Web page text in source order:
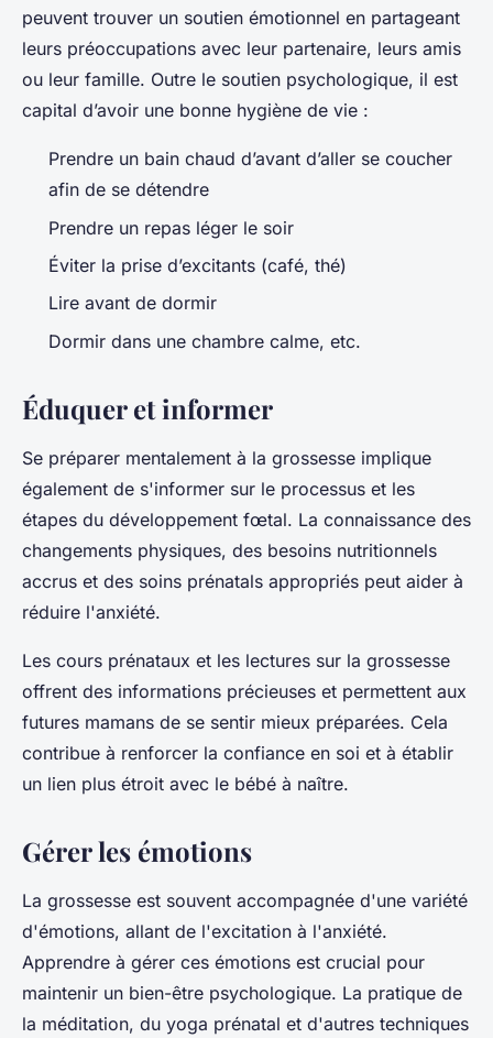
peuvent trouver un soutien émotionnel en partageant
leurs préoccupations avec leur partenaire, leurs amis
ou leur famille. Outre le soutien psychologique, il est
capital d’avoir une bonne hygiène de vie :
Prendre un bain chaud d’avant d’aller se coucher
afin de se détendre
Prendre un repas léger le soir
Éviter la prise d’excitants (café, thé)
Lire avant de dormir
Dormir dans une chambre calme, etc.
Éduquer et informer
Se préparer mentalement à la grossesse implique
également de s'informer sur le processus et les
étapes du développement fœtal. La connaissance des
changements physiques, des besoins nutritionnels
accrus et des soins prénatals appropriés peut aider à
réduire l'anxiété.
Les cours prénataux et les lectures sur la grossesse
offrent des informations précieuses et permettent aux
futures mamans de se sentir mieux préparées. Cela
contribue à renforcer la confiance en soi et à établir
un lien plus étroit avec le bébé à naître.
Gérer les émotions
La grossesse est souvent accompagnée d'une variété
d'émotions, allant de l'excitation à l'anxiété.
Apprendre à gérer ces émotions est crucial pour
maintenir un bien-être psychologique. La pratique de
la méditation, du yoga prénatal et d'autres techniques